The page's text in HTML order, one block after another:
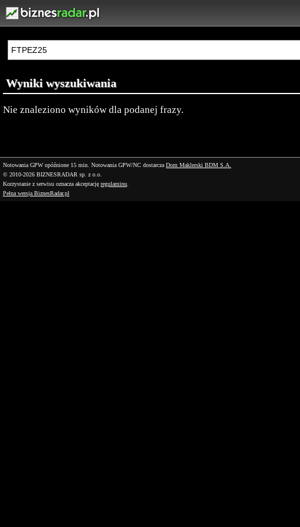
Wyniki wyszukiwania
Nie znaleziono wyników dla podanej frazy.
Notowania GPW opóźnione 15 min. Notowania GPW/NC dostarcza Dom Maklerski BDM S.A.
© 2010-2026 BIZNESRADAR sp. z o.o.
Korzystanie z serwisu oznacza akceptację regulaminu
Pełna wersja BiznesRadar.pl